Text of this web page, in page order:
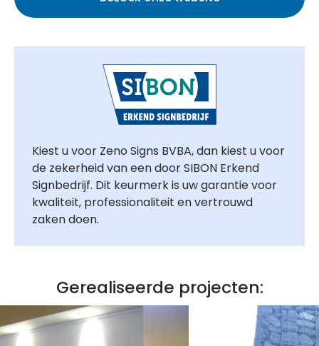
Kiest u voor Zeno Signs BVBA, dan kiest u voor
de zekerheid van een door SIBON Erkend
Signbedrijf. Dit keurmerk is uw garantie voor
kwaliteit, professionaliteit en vertrouwd
zaken doen.
Gerealiseerde projecten: